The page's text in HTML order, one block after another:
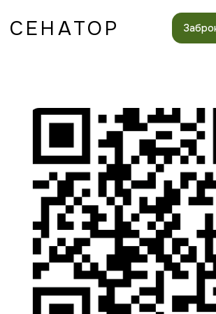
Забронировать
СЕНАТОР
ЧАТ БОТ